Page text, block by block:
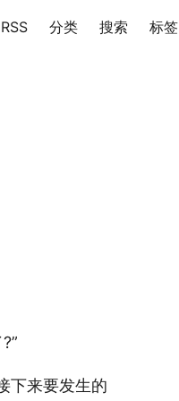
RSS 分类 搜索 标签
下来要发生的